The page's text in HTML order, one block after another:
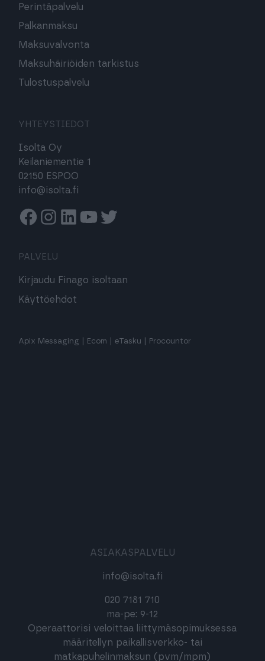
Perintäpalvelu
Palkanmaksu
Maksuvalvonta
Maksuhäiriöiden tarkistus
Tulostuspalvelu
YHTEYSTIEDOT
Isolta Oy
Keilaniementie 1
02150 ESPOO
info@isolta.fi
Facebook
Instagram
Linkedin
Youtube
Twitter
PALVELU
Kirjaudu Finago isoltaan
Käyttöehdot
Apix Messaging Ecom eTasku Procountor
ASIAKASPALVELU
info@isolta.fi
020 7181 710
ma-pe: 9-12
Operaattorisi veloittaa liittymäsopimuksessa
määritellyn paikallisverkko- tai
matkapuhelinmaksun (pvm/mpm)